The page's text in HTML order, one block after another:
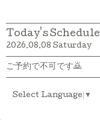
Today's Schedule
2026.08.08 Saturday
ご予約で不可です🙇
Select Language ▼